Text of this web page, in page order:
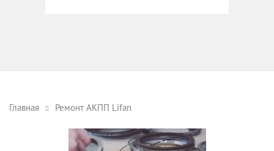
Главная Ремонт АКПП Lifan